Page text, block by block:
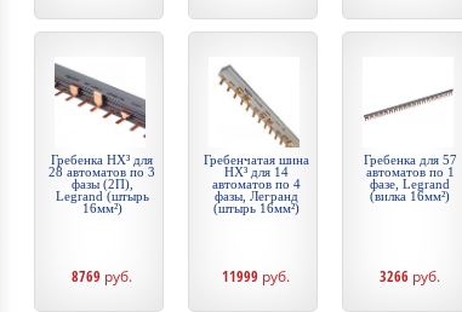
Гребенка HX³ для
28 автоматов по 3
фазы (2П),
Legrand (штырь
16мм²)
8769 руб.
Гребенчатая шина
HX³ для 14
автоматов по 4
фазы, Легранд
(штырь 16мм²)
11999 руб.
Гребенка для 57
автоматов по 1
фазе, Legrand
(вилка 16мм²)
3266 руб.